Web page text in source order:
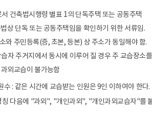
건축법시행령 별표 1의 단독주택 또는 공동주택
상 단독 또는 공동주택임을 확인하기 위한 서류임.
와 주민등록(증, 초본, 등본) 상 주소가 동일해야 함.
자 주거지에서 동시에 이루어 질 경우 주 교습장소
외교습이 불가능함
수 : 같은 시간에 교습받는 인원은 9인 이하여야 한다.
칭 다음에 "과외", "개인과외", "개인과외교습자"를